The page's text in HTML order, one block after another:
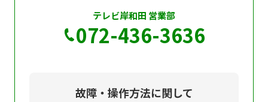
テレビ岸和田 営業部
072-436-3636
故障・操作方法に関して